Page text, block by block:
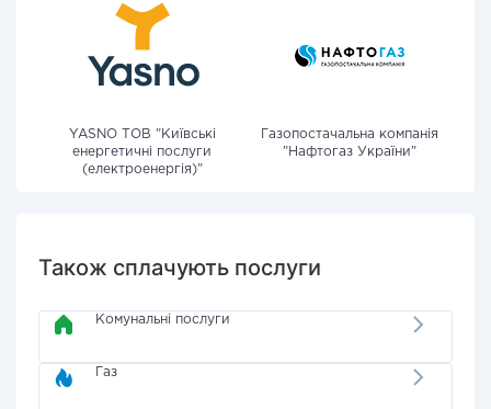
YASNO ТОВ "Київські
енергетичні послуги
(електроенергія)"
Газопостачальна компанія
"Нафтогаз України"
Також сплачують послуги
Комунальні послуги
Газ